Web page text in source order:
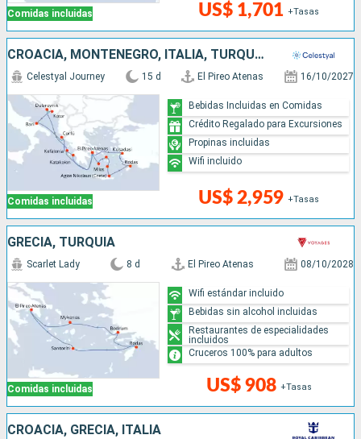
Comidas incluidas US$ 1,701 +Tasas
CROACIA, MONTENEGRO, ITALIA, TURQUÍA, GRECIA
Comidas incluidas
Celestyal Journey 15 d El Pireo Atenas 16/10/2027
US$ 2,959 +Tasas
Bebidas Incluidas en Comidas
Crédito Regalado para Excursiones
Propinas incluidas
Wifi incluido
GRECIA, TURQUÍA
Comidas incluidas
Scarlet Lady 8 d El Pireo Atenas 08/10/2028
US$ 908 +Tasas
Wifi estándar incluido
Bebidas sin alcohol incluidas
Restaurantes de especialidades
incluidos
Cruceros 100% para adultos
CROACIA, GRECIA, ITALIA